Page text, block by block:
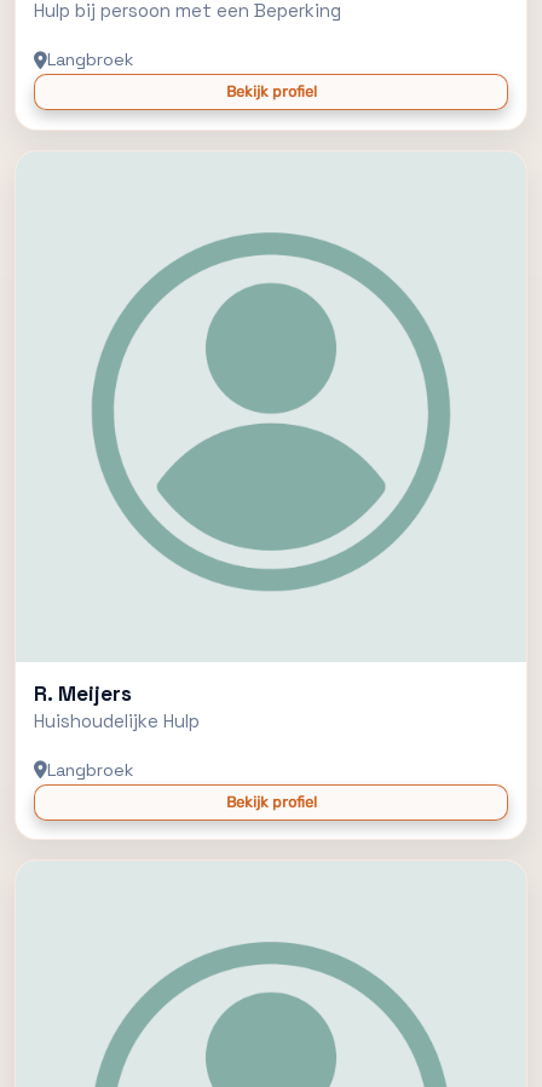
Hulp bij persoon met een Beperking
Langbroek
Bekijk profiel
R. Meijers
Huishoudelijke Hulp
Langbroek
Bekijk profiel